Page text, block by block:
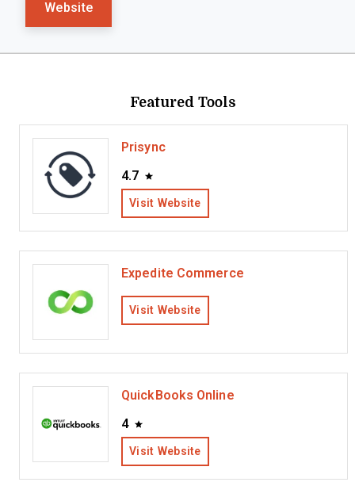
Website
Featured Tools
Prisync
4.7
Visit Website
Expedite Commerce
Visit Website
QuickBooks Online
4
Visit Website